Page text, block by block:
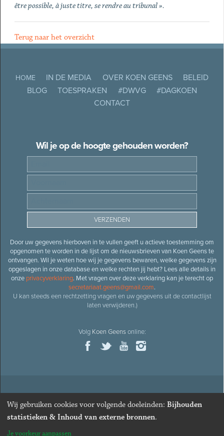
être possible, à juste titre, se rendre au tribunal ».
Terug naar het overzicht
HOME IN DE MEDIA OVER KOEN GEENS
BELEID
BLOG
TOESPRAKEN #DWVG
#DAGKOEN
CONTACT
Wil je op de hoogte gehouden worden?
Door uw gegevens hierboven in te vullen geeft u actieve toestemming om
opgenomen te worden in de lijst om de nieuwsbrieven van Koen Geens te
ontvangen. Wil je weten hoe wij je gegevens bewaren, welke gegevens zijn
opgeslagen in onze database en welke rechten jij hebt? Lees alle details in
onze privacyverklaring. Met vragen over deze verklaring kan je terecht op
secretariaat.geens@gmail.com.
U kan steeds een rechtzetting vragen en uw gegevens uit de contactlijst
laten verwijderen.)
Volg Koen Geensonline:
© 2026Oud-minister en ere-volksvertegenwoordiger Koen
· Alle rechten voorbehouden · Cookies wijzigen
Webdesign&website ontwikkelingdoor Zenjoy in Leuven
Wij gebruiken cookies voor volgende doeleinden: Bijhouden
statistieken & Inhoud van externe bronnen.
Je voorkeur aanpassen